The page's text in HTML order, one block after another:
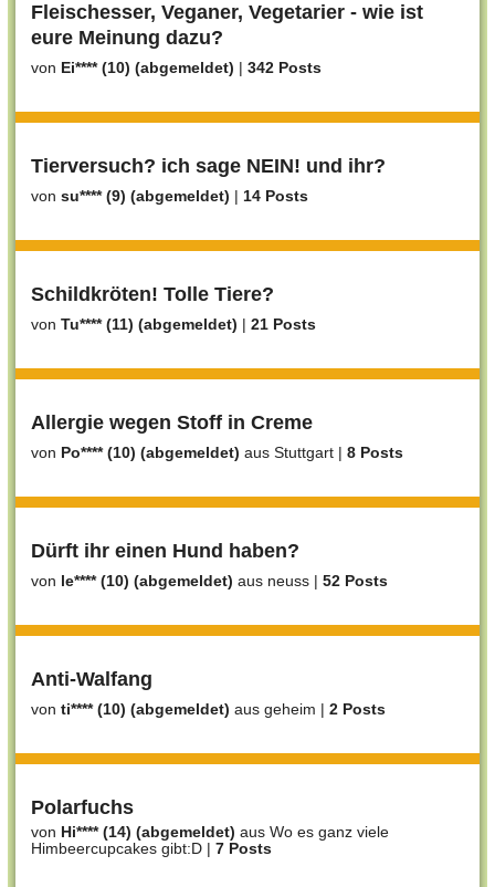
Fleischesser, Veganer, Vegetarier - wie ist
eure Meinung dazu?
von Ei**** (10) (abgemeldet) | 342 Posts
Tierversuch? ich sage NEIN! und ihr?
von su**** (9) (abgemeldet) | 14 Posts
Schildkröten! Tolle Tiere?
von Tu**** (11) (abgemeldet) | 21 Posts
Allergie wegen Stoff in Creme
von Po**** (10) (abgemeldet) aus Stuttgart | 8 Posts
Dürft ihr einen Hund haben?
von le**** (10) (abgemeldet) aus neuss | 52 Posts
Anti-Walfang
von ti**** (10) (abgemeldet) aus geheim | 2 Posts
Polarfuchs
von Hi**** (14) (abgemeldet) aus Wo es ganz viele
Himbeercupcakes gibt:D | 7 Posts